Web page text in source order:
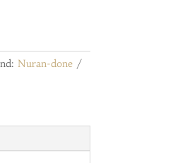
Nuran-done